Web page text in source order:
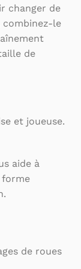
changer de
combinez-le
de
et joueuse.
aide à
forme
de roues